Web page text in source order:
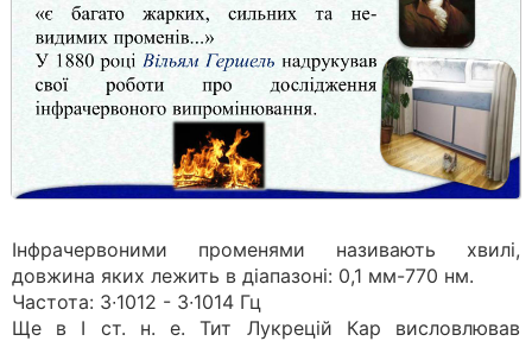
Інфрачервоними променями називають хвилі,
довжина яких лежить в діапазоні: 0,1 мм-770 нм.
Частота: 3∙1012 - 3∙1014 Гц
Ще в І ст. н. е. Тит Лукрецій Кар висловлював